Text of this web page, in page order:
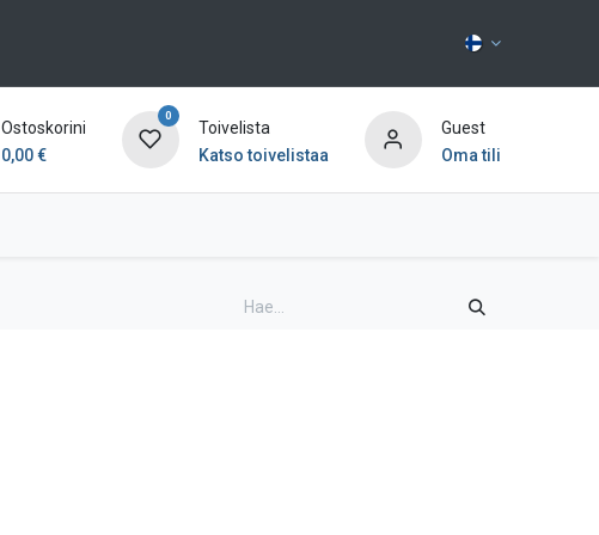
Ostoskorini
0,00€
0
Toivelista
Katso toivelistaa
Guest
Oma tili